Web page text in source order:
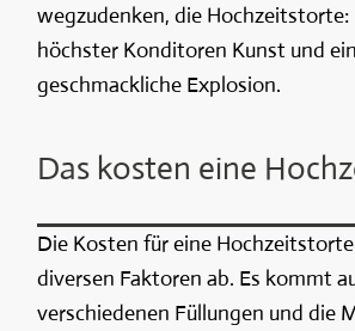
wegzudenken, die Hochzeitstorte:
höchster Konditoren Kunst und
geschmackliche Explosion.
Das kosten eine
Die Kosten für eine
diversen Faktoren ab. Es kommt
verschiedenen Füllungen und die